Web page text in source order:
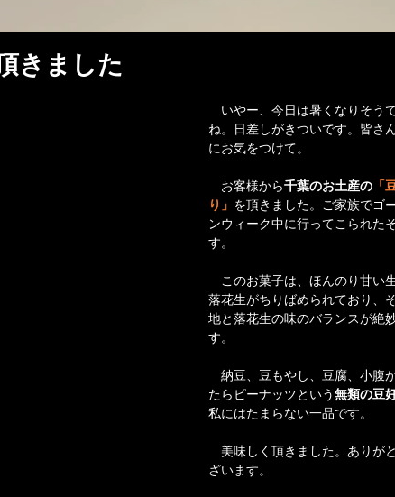
きました
いやー、今日は暑くなりそう
ね。日差しがきついです。皆さ
にお気をつけて。
お客様から千葉のお土産の 「
り」 を頂きました。ご家族でゴ
ンウィーク中に行ってこられた
す。
このお菓子は、ほんのり甘い
落花生がちりばめられており、
地と落花生の味のバランスが絶
す。
納豆、豆もやし、豆腐、小腹
たらピーナッツという無類の豆
私にはたまらない一品です。
美味しく頂きました。ありが
ざいます。